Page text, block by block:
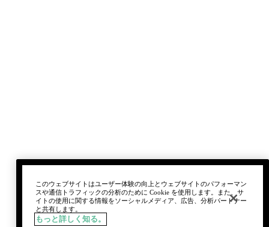
このウェブサイトはユーザー体験の向上とウェブサイトのパフォーマン
スや通信トラフィックの分析のために Cookie を使用します。また、サ
イトの使用に関する情報をソーシャルメディア、広告、分析パートナー
と共有します。
もっと詳しく知る。